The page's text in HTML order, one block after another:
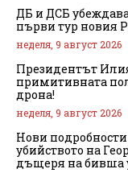
ДБ и ДСБ
първи тур новия
неделя, 9 август 2026
Президентът
примитивната
дрона!
неделя, 9 август 2026
Нови
убийството на
дъщеря на бивша